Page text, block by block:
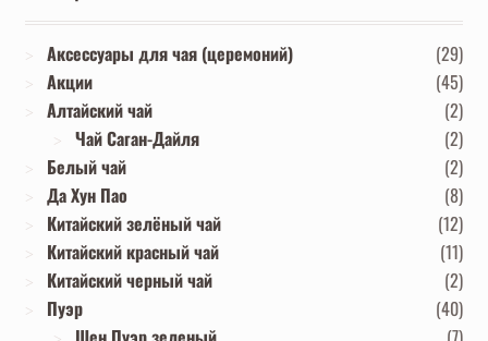
Аксессуары для чая (церемоний)
(29)
Акции
(45)
Алтайский чай
(2)
Чай Саган-Дайля
(2)
Белый чай
(2)
Да Хун Пао
(8)
Китайский зелёный чай
(12)
Китайский красный чай
(11)
Китайский черный чай
(2)
Пуэр
(40)